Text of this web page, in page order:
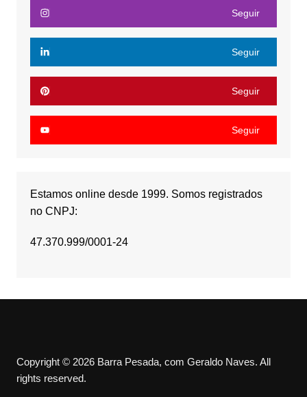
Seguir
Seguir
Seguir
Seguir
Estamos online desde 1999. Somos registrados
no CNPJ:
47.370.999/0001-24
Copyright © 2026 Barra Pesada, com Geraldo Naves. All
rights reserved.